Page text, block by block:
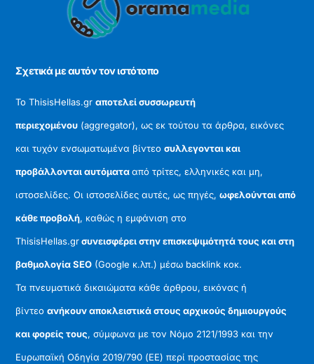
To
Σχετικά με αυτόν τον ιστότοπο
Το ThisisHellas.grαποτελεί συσσωρευτή
περιεχομένου (aggregator), ως εκ τούτου τα άρθρα, εικόνες
και τυχόν ενσωματωμένα βίντεοσυλλεγονται και
προβάλλονται αυτόματααπό τρίτες, ελληνικές και μη,
ιστοσελίδες. Οι ιστοσελίδες αυτές, ως πηγές,ωφελούνται από
κάθε προβολή, καθώς η εμφάνιση στο
ThisisHellas.grσυνεισφέρει στην επισκεψιμότητά τους και στη
βαθμολογία SEO (Google κ.λπ.) μέσω backlink κοκ.
Τα πνευματικά δικαιώματα κάθε άρθρου, εικόνας ή
βίντεοανήκουν αποκλειστικά στους αρχικούς δημιουργούς
και φορείς τους, σύμφωνα με τον Νόμο 2121/1993 και την
Ευρωπαϊκή Οδηγία 2019/790 (ΕΕ) περί προστασίας της